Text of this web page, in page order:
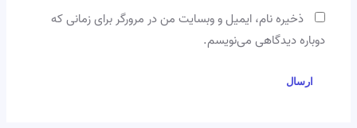
ذخیره نام، ایمیل و وبسایت من در مرورگر برای زمانی که
دوباره دیدگاهی می‌نویسم.